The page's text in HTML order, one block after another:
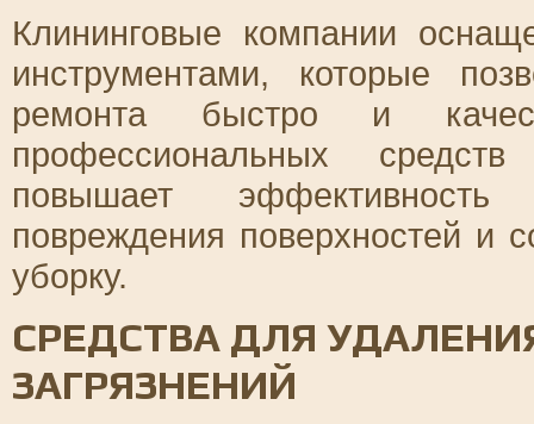
Клининговые компании
инструментами, которые
ремонта быстро и
профессиональных
повышает
повреждения поверхностей и
уборку.
СРЕДСТВА ДЛЯ
ЗАГРЯЗНЕНИЙ